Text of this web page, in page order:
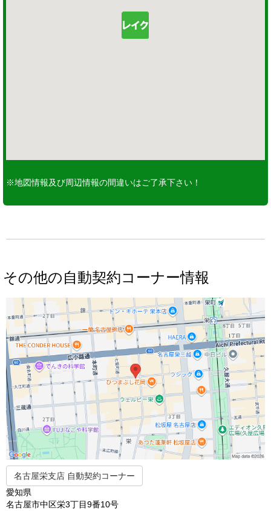
※地図情報及び周辺情報の間違いはご了承下さい！
その他の自動契約コーナー情報
名古屋栄支店 自動契約コーナー
愛知県
名古屋市中区栄3丁目9番10号